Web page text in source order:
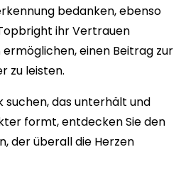
bedanken, ebenso
ihr Vertrauen
einen Beitrag zur
zu leisten.
suchen, das unterhält und
formt, entdecken Sie den
der überall die Herzen